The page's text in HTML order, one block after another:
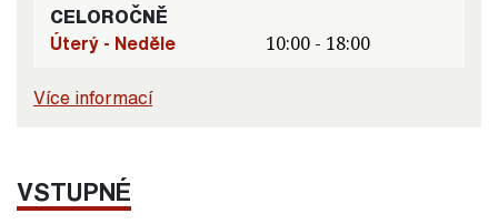
CELOROČNĚ
Úterý - Neděle
10:00 - 18:00
Více informací
VSTUPNÉ